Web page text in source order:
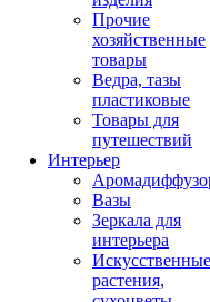
Прочие
хозяйственные
товары
Ведра, тазы
пластиковые
Товары для
путешествий
Интерьер
Вазы
Зеркала для
интерьера
Искусственные
растения,